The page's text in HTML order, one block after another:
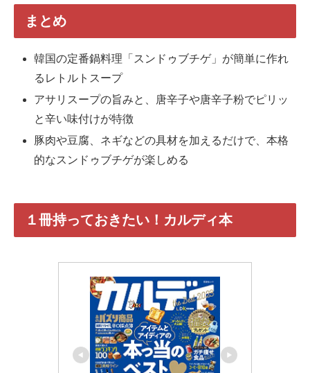
まとめ
韓国の定番鍋料理「スンドゥブチゲ」が簡単に作れ
るレトルトスープ
アサリスープの旨みと、唐辛子や唐辛子粉でピリッ
と辛い味付けが特徴
豚肉や豆腐、ネギなどの具材を加えるだけで、本格
的なスンドゥブチゲが楽しめる
１冊持っておきたい！カルディ本